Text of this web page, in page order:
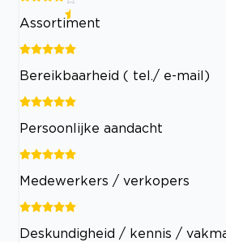
Assortiment
Bereikbaarheid ( tel./ e-mail)
Persoonlijke aandacht
Medewerkers / verkopers
Deskundigheid / kennis /